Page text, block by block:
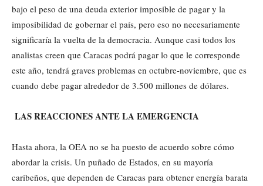
bajo el peso de una deuda exterior imposible de pagar y la
imposibilidad de gobernar el país, pero eso no necesariamente
significaría la vuelta de la democracia. Aunque casi todos los
analistas creen que Caracas podrá pagar lo que le corresponde
este año, tendrá graves problemas en octubre-noviembre, que es
cuando debe pagar alrededor de 3.500 millones de dólares.
LAS REACCIONES ANTE LA EMERGENCIA
Hasta ahora, la OEA no se ha puesto de acuerdo sobre cómo
abordar la crisis. Un puñado de Estados, en su mayoría
caribeños, que dependen de Caracas para obtener energía barata